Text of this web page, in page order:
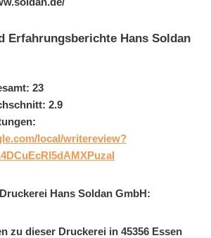
Erfahrungsberichte Hans Soldan
23
2.9
local/writereview?
Hans Soldan GmbH:
zu dieser Druckerei in 45356 Essen